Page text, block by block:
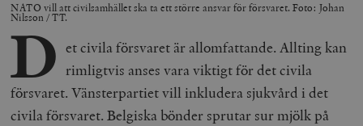
NATO vill att civilsamhället ska ta ett större ansvar för försvaret. Foto: Johan
Nilsson / TT.
D et civila försvaret är allomfattande. Allting kan
rimligtvis anses vara viktigt för det civila
försvaret. Vänsterpartiet vill inkludera sjukvård i det
civila försvaret. Belgiska bönder sprutar sur mjölk på